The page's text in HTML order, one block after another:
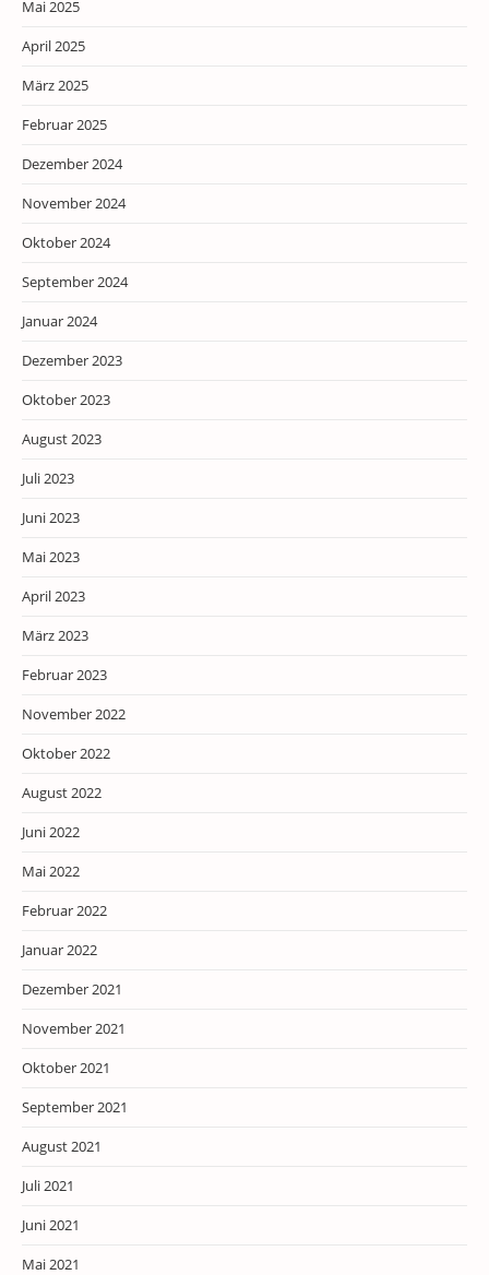
Mai 2025
April 2025
März 2025
Februar 2025
Dezember 2024
November 2024
Oktober 2024
September 2024
Januar 2024
Dezember 2023
Oktober 2023
August 2023
Juli 2023
Juni 2023
Mai 2023
April 2023
März 2023
Februar 2023
November 2022
Oktober 2022
August 2022
Juni 2022
Mai 2022
Februar 2022
Januar 2022
Dezember 2021
November 2021
Oktober 2021
September 2021
August 2021
Juli 2021
Juni 2021
Mai 2021